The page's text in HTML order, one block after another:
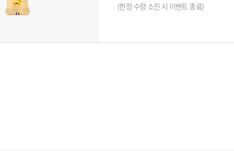
(한정 수량 소진 시 이벤트 종료)